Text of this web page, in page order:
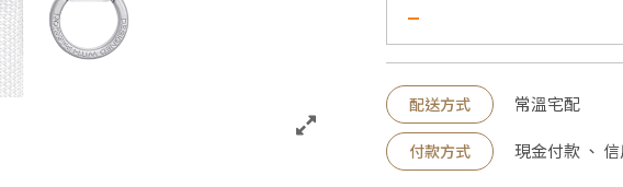
配送方式 常溫宅配
付款方式 現金付款 、